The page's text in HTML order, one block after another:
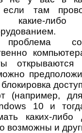
если там
какие-
проблема
открываются
(например,
10 и
каких-либо
возможны и